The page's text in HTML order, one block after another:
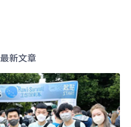
最新文章